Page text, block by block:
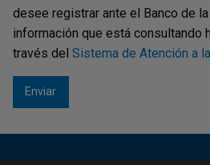
desee registrar ante el Banco de
información que está consultando
través del Sistema de Atención a